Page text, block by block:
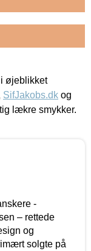
øjeblikket
SifJakobs.dk og
lækre smykker.
-
– rettede
og
solgte på